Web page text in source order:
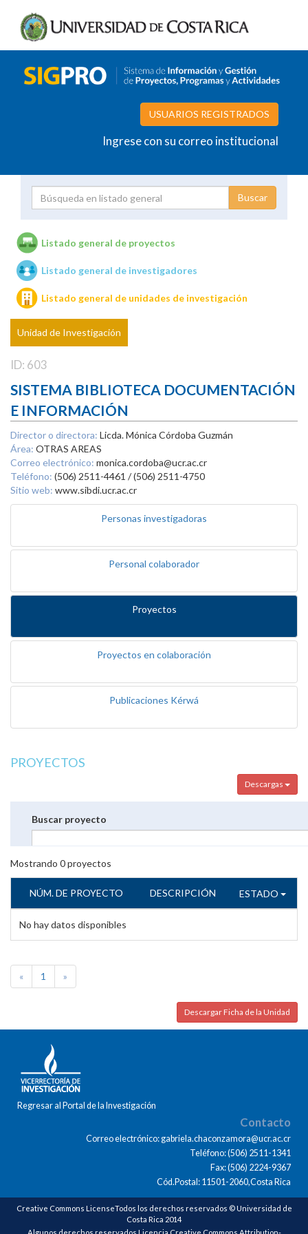
USUARIOS REGISTRADOS
Ingrese con su correo institucional
Unidades de investigación
Listado general de proyectos
Listado general de investigadores
Listado general de unidades de investigación
Unidad de Investigación
ID: 603
SISTEMA BIBLIOTECA DOCUMENTACIÓN
E INFORMACIÓN
Director o directora: Licda. Mónica Córdoba Guzmán
Área: OTRAS AREAS
Correo electrónico: monica.cordoba@ucr.ac.cr
Teléfono: (506) 2511-4461 / (506) 2511-4750
Sitio web: www.sibdi.ucr.ac.cr
Personas investigadoras
Personal colaborador
Proyectos
Proyectos en colaboración
Publicaciones Kérwá
PROYECTOS
Descargas
Buscar proyecto
Mostrando 0proyectos
NÚM. DE PROYECTO DESCRIPCIÓN ESTADO
No hay datos disponibles
« 1 »
Descargar Ficha de la Unidad
Regresar al Portal de la Investigación
Contacto
Correo electrónico: gabriela.chaconzamora@ucr.ac.cr
Teléfono: (506) 2511-1341
Fax: (506) 2224-9367
Cód.Postal: 11501-2060,Costa Rica
Creative Commons LicenseTodos los derechos reservados © Universidad de
Costa Rica 2014